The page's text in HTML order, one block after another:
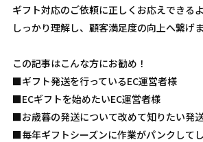
ギフト対応のご依頼に正しくお応えできる
しっかり理解し、顧客満足度の向上へ繋げま
この記事はこんな方にお勧め！
■ギフト発送を行っているEC運営者様
■ECギフトを始めたいEC運営者様
■お歳暮の発送について改めて知りたい発
■毎年ギフトシーズンに作業がパンクして